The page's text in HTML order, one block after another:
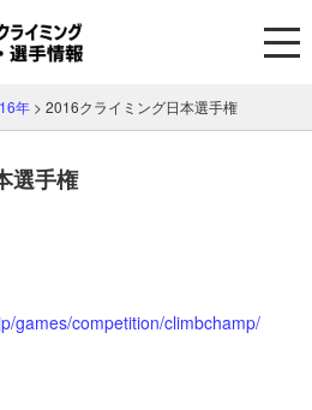
年 > 2016クライミング日本選手権
選手権
games/competition/climbchamp/